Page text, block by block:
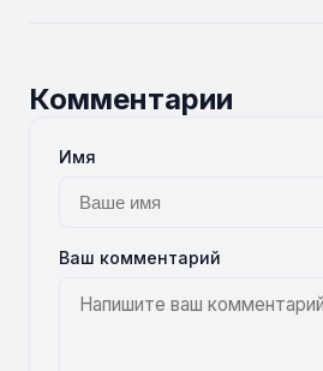
Комментарии
Имя
Ваш комментарий